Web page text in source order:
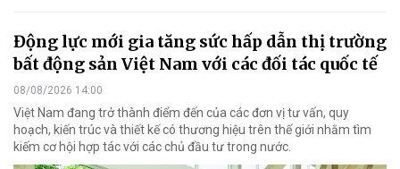
Động lực mới gia tăng sức hấp dẫn thị trường
bất động sản Việt Nam với các đối tác quốc tế
08/08/2026 14:00
Việt Nam đang trở thành điểm đến của các đơn vị tư vấn, quy
hoạch, kiến trúc và thiết kế có thương hiệu trên thế giới nhằm tìm
kiếm cơ hội hợp tác với các chủ đầu tư trong nước.